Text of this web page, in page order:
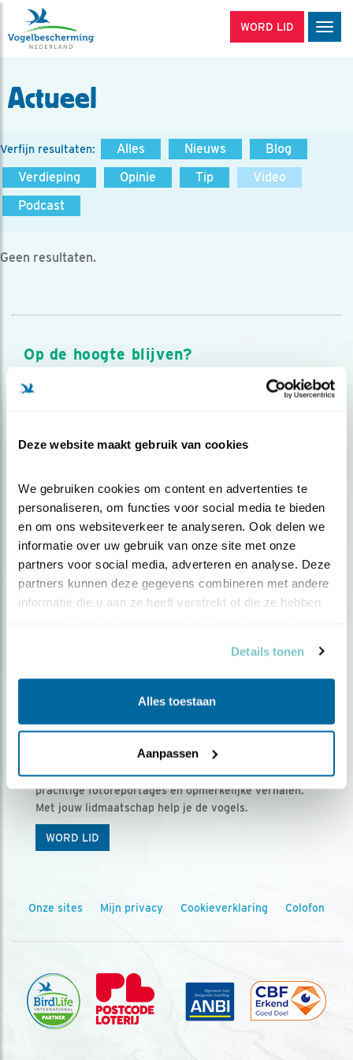
Deze website maakt gebruik van cookies
We gebruiken cookies om content en advertenties te
personaliseren, om functies voor social media te bieden
en om ons websiteverkeer te analyseren. Ook delen we
informatie over uw gebruik van onze site met onze
partners voor social media, adverteren en analyse. Deze
partners kunnen deze gegevens combineren met andere
informatie die u aan ze heeft verstrekt of die ze hebben
Details tonen
Alles toestaan
Aanpassen
WORD LID
Actueel
Verfijn resultaten: Alles Nieuws
Blog
Verdieping
Opinie Tip
Video
Podcast
Geen resultaten.
Op de hoogte blijven?
Meld je aan en ontvang nieuws, inspiratie, acties en tips
over vogels en activiteiten van Vogelbescherming.
Ontvang 5 x Vogels voor € 36,00 per jaar
Vogels is het tijdschrift voor onze leden, met
prachtige fotoreportages en opmerkelijke verhalen.
Met jouw lidmaatschap help je de vogels.
WORD LID
Onze sites Mijn privacy Cookieverklaring Colofon